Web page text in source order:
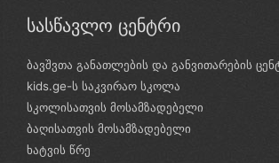
სასწავლო ცენტრი
ბავშვთა განათლების და განვითარების
kids.ge-ს საკვირაო სკოლა
სკოლისათვის მოსამზადებელი
ბაღისათვის მოსამზადებელი
ხატვის წრე